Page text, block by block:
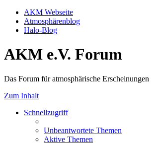
AKM Webseite
Atmosphärenblog
Halo-Blog
AKM e.V. Forum
Das Forum für atmosphärische Erscheinungen
Zum Inhalt
Schnellzugriff
Unbeantwortete Themen
Aktive Themen